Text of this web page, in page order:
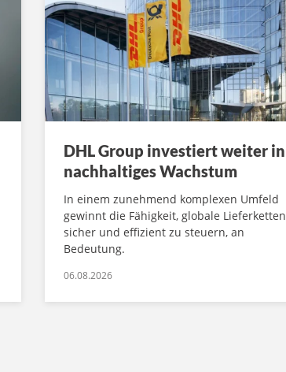
DHL Group investiert weiter in
nachhaltiges Wachstum
In einem zunehmend komplexen Umfeld
gewinnt die Fähigkeit, globale Lieferketten
sicher und effizient zu steuern, an
Bedeutung.
06.08.2026